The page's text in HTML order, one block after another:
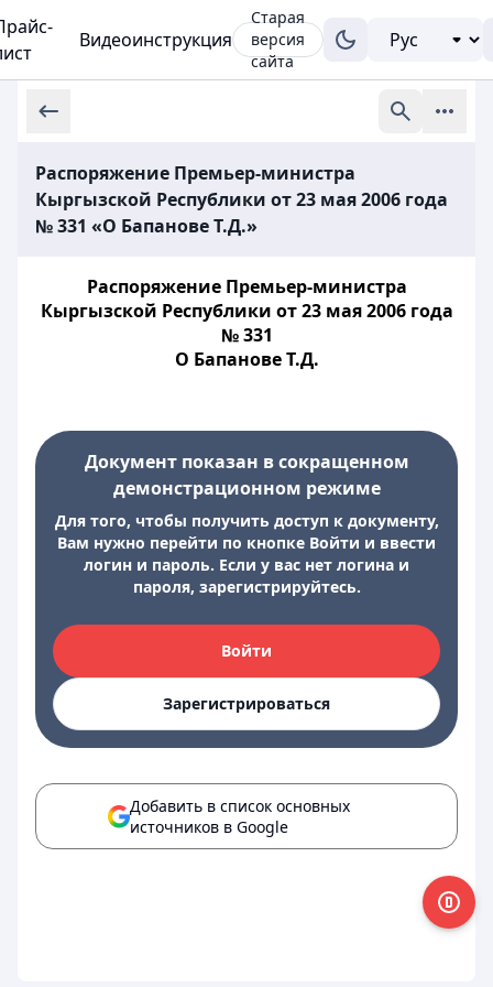
Видеоинструкция
Старая
версия
сайта
Распоряжение Премьер-министра
Кыргызской Республики от 23 мая 2006 года
№ 331 «О Бапанове Т.Д.»
Распоряжение Премьер-министра
Кыргызской Республики от 23 мая 2006 года
№ 331
О Бапанове Т.Д.
Документ показан в сокращенном
демонстрационном режиме
Для того, чтобы получить доступ к документу,
Вам нужно перейти по кнопке Войти и ввести
логин и пароль. Если у вас нет логина и
пароля, зарегистрируйтесь.
Войти
Зарегистрироваться
Добавить в список основных
источников в Google